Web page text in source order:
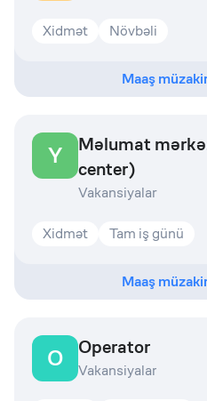
Xidmət Növbəli
Maaş
Y
Məlumat
center)
Vakansiyalar
Xidmət Tam iş günü
Maaş
O Operator
Vakansiyalar